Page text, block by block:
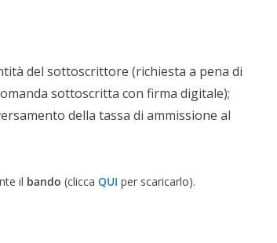
del sottoscrittore (richiesta a pena di
sottoscritta con firma digitale);
della tassa di ammissione al
il bando (clicca QUI per scaricarlo).